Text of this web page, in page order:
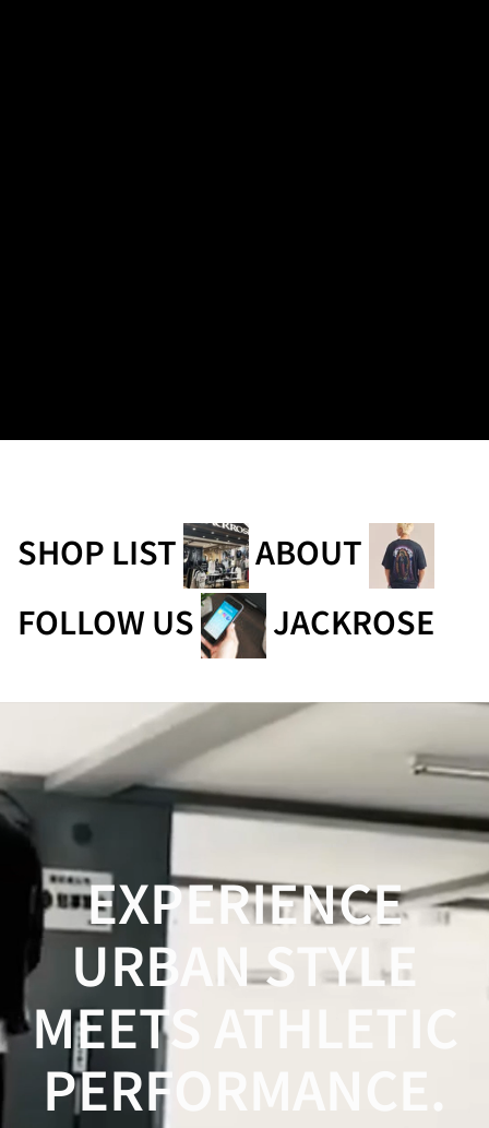
SHOP LIST
ABOUT
FOLLOW US
JACKROSE
EXPERIENCE
URBAN STYLE
MEETS ATHLETIC
PERFORMANCE.